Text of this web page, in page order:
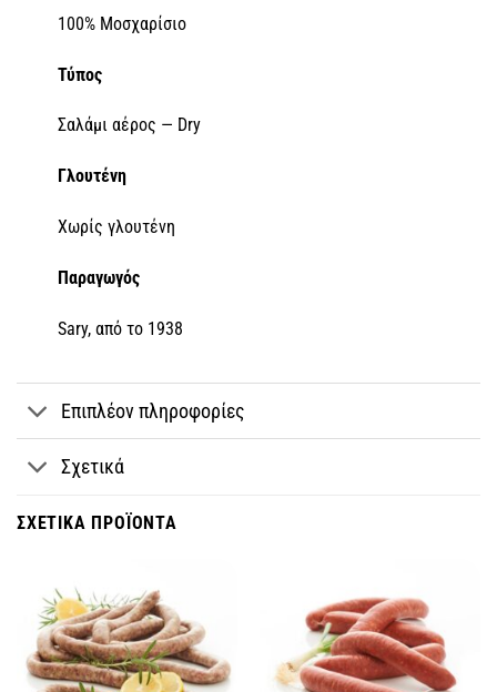
100% Μοσχαρίσιο
Τύπος
Σαλάμι αέρος — Dry
Γλουτένη
Χωρίς γλουτένη
Παραγωγός
Sary, από το 1938
Επιπλέον πληροφορίες
Σχετικά
ΣΧΕΤΙΚΆ ΠΡΟΪΌΝΤΑ